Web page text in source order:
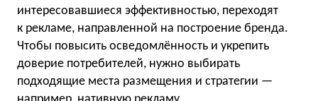
интересовавшиеся эффективностью, переходят
к рекламе, направленной на построение бренда.
Чтобы повысить осведомлённость и укрепить
доверие потребителей, нужно выбирать
подходящие места размещения и стратегии —